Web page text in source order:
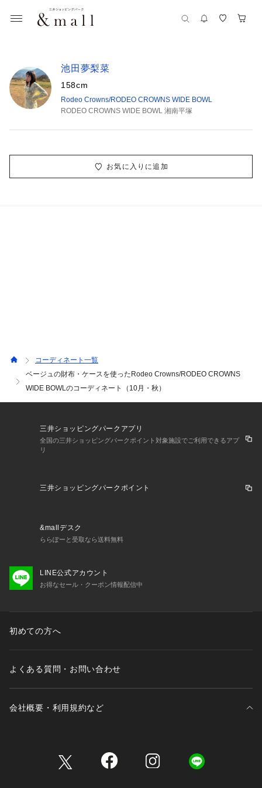
池田夢梨菜
158cm
Rodeo Crowns/RODEO CROWNS WIDE BOWL
RODEO CROWNS WIDE BOWL 湘南平塚
お気に入りに追加
コーディネート一覧
ベージュの財布・ケースを使ったRodeo Crowns/RODEO CROWNS
WIDE BOWLのコーディネート（10月・秋）
三井ショッピングパークアプリ
全国の三井ショッピングパークポイント対象施設でご利用できるアプ
リ
三井ショッピングパークポイント
&mallデスク
ららぽーと受取なら送料無料
LINE公式アカウント
お得なセール・クーポン情報配信中
初めての方へ
よくある質問・お問い合わせ
会社概要・利用規約など